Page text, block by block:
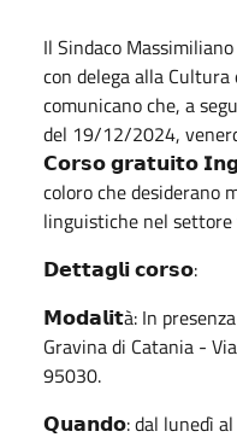
Il Sindaco
con delega alla
comunicano che, a
del 19/12/2024,
𝗖𝗼𝗿𝘀𝗼 𝗴𝗿𝗮𝘁𝘂𝗶𝘁𝗼
coloro che desiderano
linguistiche nel
𝗗𝗲𝘁𝘁𝗮𝗴𝗹𝗶 𝗰𝗼𝗿𝘀𝗼:
𝗠𝗼𝗱𝗮𝗹𝗶𝘁à: In
Gravina di Catania -
95030.
𝗤𝘂𝗮𝗻𝗱𝗼: dal lunedì al